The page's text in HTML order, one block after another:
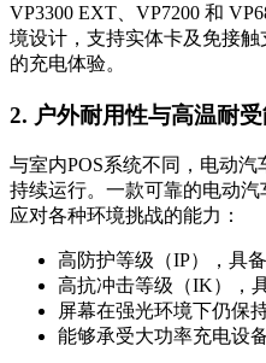
VP3300 EXT、VP7200 和
境设计，支持实体卡及免接
的充电体验。
2. 户外耐用性与高温耐受
与室内POS系统不同，电动
持续运行。一款可靠的电动
应对各种环境挑战的能力：
高防护等级（IP），具
高抗冲击等级（IK），
屏幕在强光环境下仍保
能够承受大功率充电设